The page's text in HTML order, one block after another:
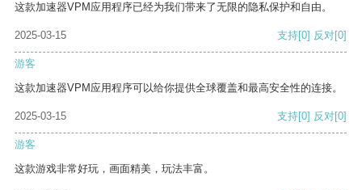
这款加速器VPM应用程序已经为我们带来了无限的隐私保护和自由。
2025-03-15 支持[0] 反对[0]
游客
这款加速器VPM应用程序可以给你提供全球覆盖和最高安全性的连接。
2025-03-15 支持[0] 反对[0]
游客
这款游戏非常好玩，画面精美，玩法丰富。